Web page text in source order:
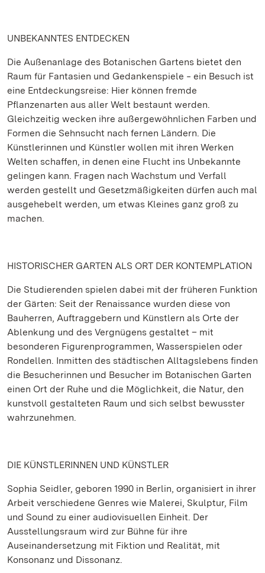
UNBEKANNTES ENTDECKEN
Die Außenanlage des Botanischen Gartens bietet den
Raum für Fantasien und Gedankenspiele ‒ ein Besuch ist
eine Entdeckungsreise: Hier können fremde
Pflanzenarten aus aller Welt bestaunt werden.
Gleichzeitig wecken ihre außergewöhnlichen Farben und
Formen die Sehnsucht nach fernen Ländern. Die
Künstlerinnen und Künstler wollen mit ihren Werken
Welten schaffen, in denen eine Flucht ins Unbekannte
gelingen kann. Fragen nach Wachstum und Verfall
werden gestellt und Gesetzmäßigkeiten dürfen auch mal
ausgehebelt werden, um etwas Kleines ganz groß zu
machen.
HISTORISCHER GARTEN ALS ORT DER KONTEMPLATION
Die Studierenden spielen dabei mit der früheren Funktion
der Gärten: Seit der Renaissance wurden diese von
Bauherren, Auftraggebern und Künstlern als Orte der
Ablenkung und des Vergnügens gestaltet – mit
besonderen Figurenprogrammen, Wasserspielen oder
Rondellen. Inmitten des städtischen Alltagslebens finden
die Besucherinnen und Besucher im Botanischen Garten
einen Ort der Ruhe und die Möglichkeit, die Natur, den
kunstvoll gestalteten Raum und sich selbst bewusster
wahrzunehmen.
DIE KÜNSTLERINNEN UND KÜNSTLER
Sophia Seidler, geboren 1990 in Berlin, organisiert in ihrer
Arbeit verschiedene Genres wie Malerei, Skulptur, Film
und Sound zu einer audiovisuellen Einheit. Der
Ausstellungsraum wird zur Bühne für ihre
Auseinandersetzung mit Fiktion und Realität, mit
Konsonanz und Dissonanz.